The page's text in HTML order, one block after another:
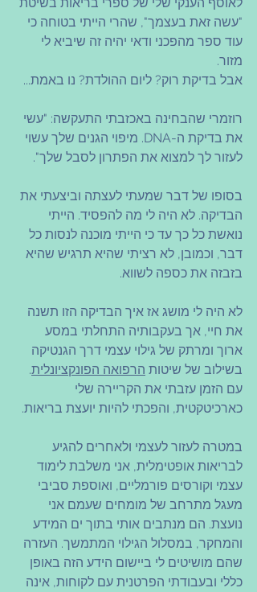
"עשה זאת בעצמך", שהרי הייתי בטוחה כי
עוד ספר מהפכני ודאי יהיה זה שיביא לי
מזור.
אבל בדיקת רוק? ליום ההולדת? נו באמת...
רוזמרי שהבחינה באכזבתי התעקשה: "עשי
את בדיקת ה-DNA. מיפוי הגנים שלך עשוי
לעזור לך למצוא את הפתרון לסבל שלך".
בסופו של דבר שמעתי לעצתה וביצעתי את
הבדיקה. לא היה לי מה להפסיד. הייתי
נואשת כל כך עד כי הייתי מוכנה לנסות כל
דבר, וכמובן, לא רציתי שהיא תרגיש שהיא
בזבזה את כספה לשווא.
לא היה לי מושג אז איך הבדיקה הזו תשנה
את חיי, אך בעקבותיה התחלתי במסע
ארוך ומרתק של גילוי עצמי דרך הגנטיקה
בשילוב של שיטות הרפואה הפונקציונלית.
עם הזמן עזבתי את הקריירה שלי
כארכיטקטית, והפכתי להיות יועצת בריאות.
במטרה לעזור לעצמי ולאחרים להגיע
לבריאות אופטימלית, אני משלבת לימוד
עצמי וקורסים פורמליים, ואוספת סביבי
מעגל מתרחב של מומחים שעמם אני
נועצת. הם מנתבים אותי בתוך ים המידע
והמחקר, במסלול הגילוי המתמשך. העזרה
שהם מושיטים לי ביישום הידע הזה באופן
כללי ובעבודתי הפרטנית עם לקוחות, אינה